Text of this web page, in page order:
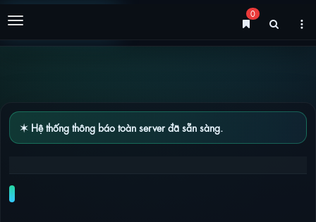
Menu
0
✶ Hệ thống thông báo toàn server đã sẵn sàng.
TRỌNG SINH ĐÔ THỊ TU TIÊN TẬP 203 – 204
[VIETSUB]